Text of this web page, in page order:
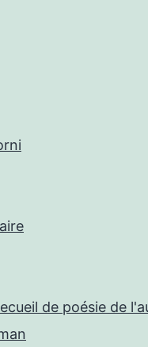
de poésie de